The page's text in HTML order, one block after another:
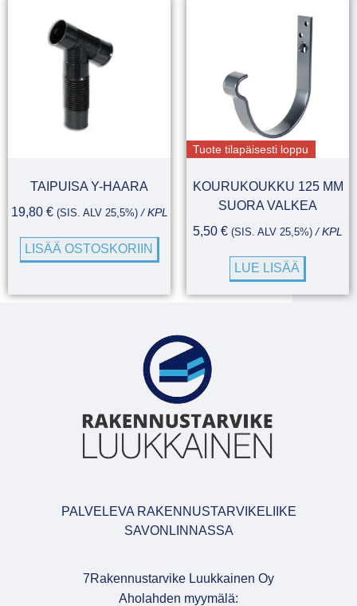
TAIPUISA Y-HAARA
19,80 € (SIS. ALV 25,5%)/ KPL
LISÄÄ OSTOSKORIIN
Tuote tilapäisesti loppu
KOURUKOUKKU 125 MM
SUORA VALKEA
5,50 € (SIS. ALV 25,5%) / KPL
LUE LISÄÄ
PALVELEVA RAKENNUSTARVIKELIIKE
SAVONLINNASSA
7Rakennustarvike Luukkainen Oy
Aholahden myymälä: